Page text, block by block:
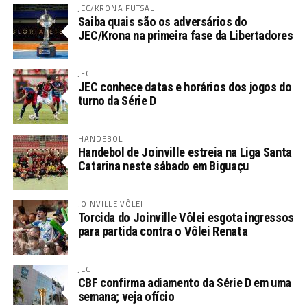
JEC/KRONA FUTSAL
Saiba quais são os adversários do
JEC/Krona na primeira fase da Libertadores
JEC
JEC conhece datas e horários dos jogos do
turno da Série D
HANDEBOL
Handebol de Joinville estreia na Liga Santa
Catarina neste sábado em Biguaçu
JOINVILLE VÔLEI
Torcida do Joinville Vôlei esgota ingressos
para partida contra o Vôlei Renata
JEC
CBF confirma adiamento da Série D em uma
semana; veja ofício